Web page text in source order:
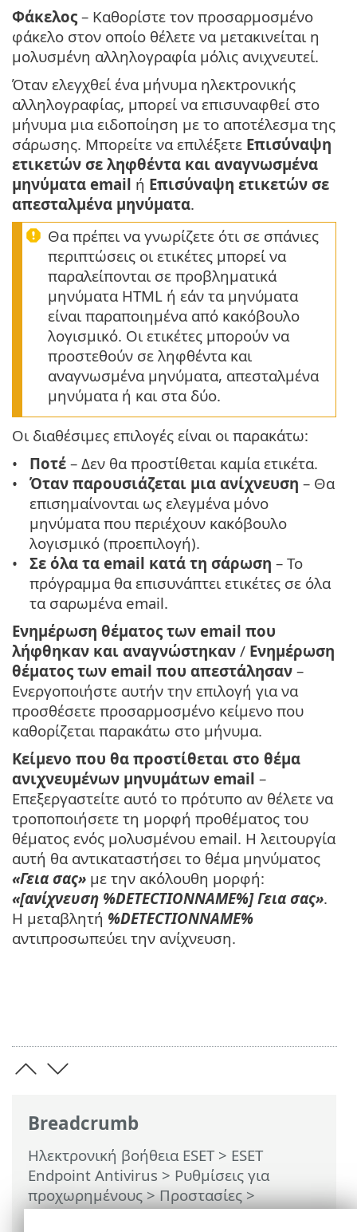
Breadcrumb
Ηλεκτρονική βοήθεια ESET> ESET
Endpoint Antivirus > Ρυθμίσεις για
προχωρημένους>Προστασίες>
Προστασία ηλεκτρονικής αλληλογραφίας
Φάκελος – Καθορίστε τον προσαρμοσμένο
φάκελο στον οποίο θέλετε να μετακινείται η
μολυσμένη αλληλογραφία μόλις ανιχνευτεί.
Όταν ελεγχθεί ένα μήνυμα ηλεκτρονικής
αλληλογραφίας, μπορεί να επισυναφθεί στο
μήνυμα μια ειδοποίηση με το αποτέλεσμα της
σάρωσης. Μπορείτε να επιλέξετε Επισύναψη
ετικετών σε ληφθέντα και αναγνωσμένα
μηνύματα email ή Επισύναψη ετικετών σε
απεσταλμένα μηνύματα.
Θα πρέπει να γνωρίζετε ότι σε σπάνιες
περιπτώσεις οι ετικέτες μπορεί να
παραλείπονται σε προβληματικά
μηνύματα HTML ή εάν τα μηνύματα
είναι παραποιημένα από κακόβουλο
λογισμικό. Οι ετικέτες μπορούν να
προστεθούν σε ληφθέντα και
αναγνωσμένα μηνύματα, απεσταλμένα
μηνύματα ή και στα δύο.
Οι διαθέσιμες επιλογές είναι οι παρακάτω:
Ποτέ – Δεν θα προστίθεται καμία ετικέτα.
Όταν παρουσιάζεται μια ανίχνευση – Θα
επισημαίνονται ως ελεγμένα μόνο
μηνύματα που περιέχουν κακόβουλο
λογισμικό (προεπιλογή).
Σε όλα τα email κατά τη σάρωση – Το
πρόγραμμα θα επισυνάπτει ετικέτες σε όλα
τα σαρωμένα email.
Ενημέρωση θέματος των email που
λήφθηκαν και αναγνώστηκαν / Ενημέρωση
θέματος των email που απεστάλησαν –
Ενεργοποιήστε αυτήν την επιλογή για να
προσθέσετε προσαρμοσμένο κείμενο που
καθορίζεται παρακάτω στο μήνυμα.
Κείμενο που θα προστίθεται στο θέμα
ανιχνευμένων μηνυμάτων email –
Επεξεργαστείτε αυτό το πρότυπο αν θέλετε να
τροποποιήσετε τη μορφή προθέματος του
θέματος ενός μολυσμένου email. Η λειτουργία
αυτή θα αντικαταστήσει το θέμα μηνύματος
«Γεια σας» με την ακόλουθη μορφή:
«[ανίχνευση %DETECTIONNAME%] Γεια σας».
Η μεταβλητή %DETECTIONNAME%
αντιπροσωπεύει την ανίχνευση.